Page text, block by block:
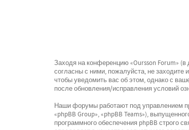
Заходя на конференцию «Oursson Forum»
согласны с ними, пожалуйста, не
чтобы уведомить вас об этом, однако с
после обновления/исправления условий
Наши форумы работают под управлением
«phpBB Group», «phpBB Teams»),
программного обеспечения phpBB строго